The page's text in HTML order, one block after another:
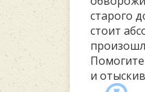
старого
стоит
и